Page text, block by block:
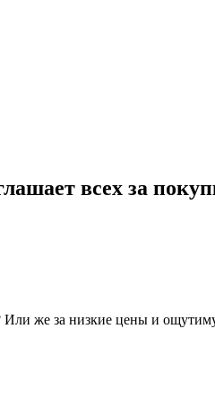
всех за
Или же за низкие цены и